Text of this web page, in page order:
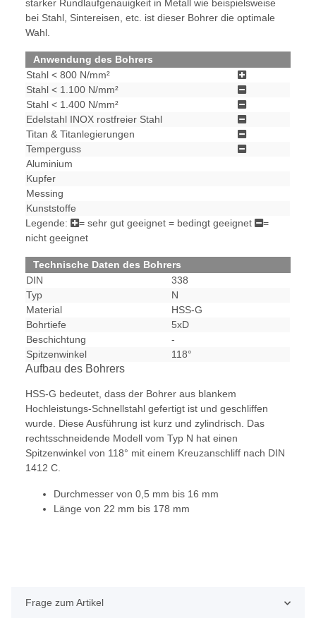
starker Rundlaufgenauigkeit in Metall wie beispielsweise
bei Stahl, Sintereisen, etc. ist dieser Bohrer die optimale
Wahl.
Anwendung des Bohrers
Stahl < 800 N/mm²
Stahl < 1.100 N/mm²
Stahl < 1.400 N/mm²
Edelstahl INOX rostfreier Stahl
Titan & Titanlegierungen
Temperguss
Aluminium
Kupfer
Messing
Kunststoffe
Legende:
= sehr gut geeignet = bedingt geeignet
=
nicht geeignet
Technische Daten des Bohrers
DIN
338
Typ
N
Material
HSS-G
Bohrtiefe
5xD
Beschichtung
-
Spitzenwinkel
118°
Aufbau des Bohrers
HSS-G bedeutet, dass der Bohrer aus blankem
Hochleistungs-Schnellstahl gefertigt ist und geschliffen
wurde. Diese Ausführung ist kurz und zylindrisch. Das
rechtsschneidende Modell vom Typ N hat einen
Spitzenwinkel von 118° mit einem Kreuzanschliff nach DIN
1412 C.
Durchmesser von 0,5 mm bis 16 mm
Länge von 22 mm bis 178 mm
Frage zum Artikel